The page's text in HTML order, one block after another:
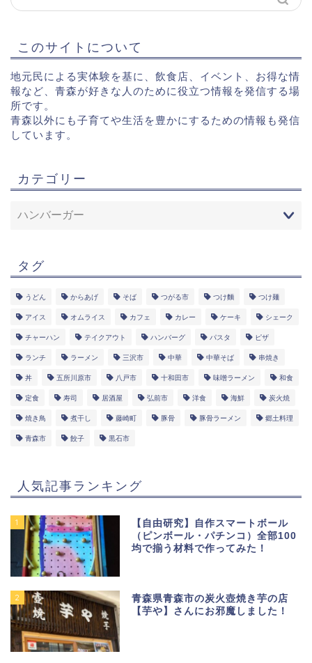
このサイトについて
地元民による実体験を基に、飲食店、イベント、お得な情
報など、青森が好きな人のために役立つ情報を発信する場
所です。
青森以外にも子育てや生活を豊かにするための情報も発信
しています。
カテゴリー
タグ
うどん からあげ そば つがる市 つけ麵 つけ麺
アイス オムライス カフェ カレー ケーキ シェーク
チャーハン テイクアウト ハンバーグ パスタ ピザ
ランチ ラーメン 三沢市 中華 中華そば 串焼き
丼 五所川原市 八戸市 十和田市 味噌ラーメン 和食
定食 寿司 居酒屋 弘前市 洋食 海鮮 炭火焼
焼き鳥 煮干し 藤崎町 豚骨 豚骨ラーメン 郷土料理
青森市 餃子 黒石市
人気記事ランキング
1
【自由研究】自作スマートボール
（ピンボール・パチンコ）全部100
均で揃う材料で作ってみた！
2
青森県青森市の炭火壺焼き芋の店
【芋や】さんにお邪魔しました！